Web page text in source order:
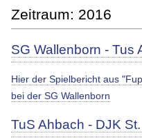
2016
SG Wallenborn - Tus
Hier der Spielbericht aus
bei der SG Wallenborn
TuS Ahbach - DJK